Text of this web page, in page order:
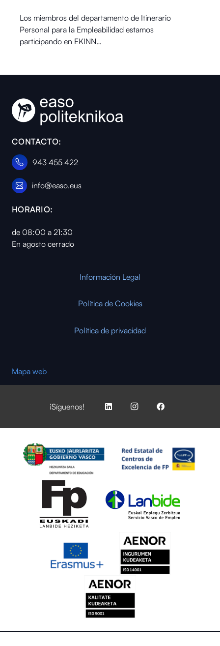
Los miembros del departamento de Itinerario
Personal para la Empleabilidad estamos
participando en EKINN…
CONTACTO:
943 455 422
info@easo.eus
HORARIO:
de 08:00 a 21:30
En agosto cerrado
Información Legal
Política de Cookies
Política de privacidad
Mapa web
¡Síguenos!